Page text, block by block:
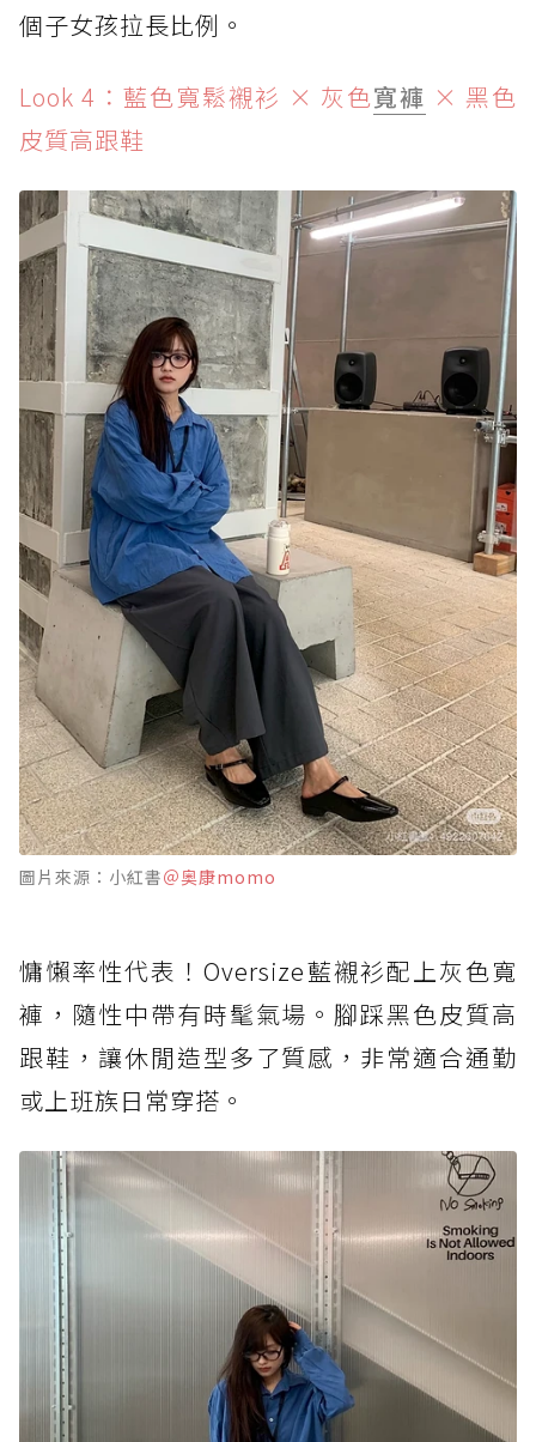
個子女孩拉長比例。
Look 4：藍色寬鬆襯衫 × 灰色寬褲 × 黑色
皮質高跟鞋
圖片來源：小紅書＠奥康momo
慵懶率性代表！Oversize藍襯衫配上灰色寬
褲，隨性中帶有時髦氣場。腳踩黑色皮質高
跟鞋，讓休閒造型多了質感，非常適合通勤
或上班族日常穿搭。